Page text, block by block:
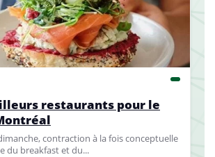
restaurants pour le
contraction à la fois conceptuelle
du breakfast et du...